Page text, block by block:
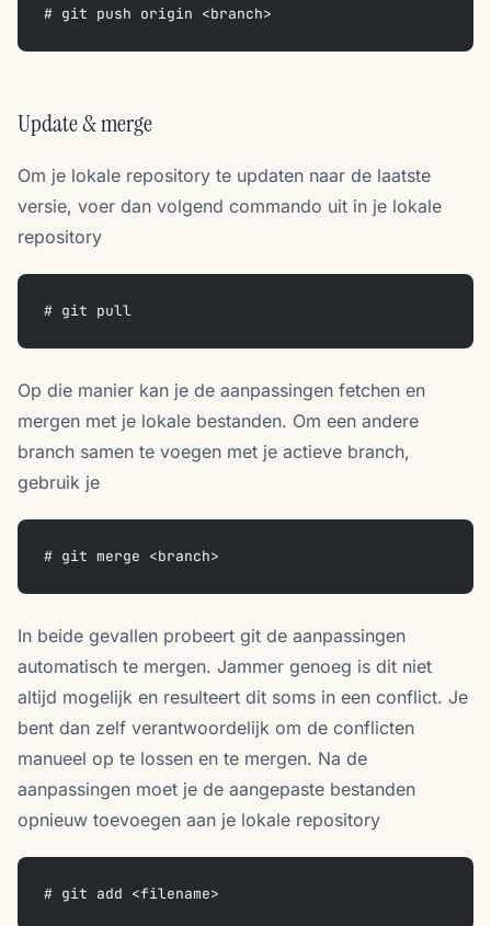
# git push origin <branch>
Update & merge
Om je lokale repository te updaten naar de laatste
versie, voer dan volgend commando uit in je lokale
repository
# git pull
Op die manier kan je de aanpassingen fetchen en
mergen met je lokale bestanden. Om een andere
branch samen te voegen met je actieve branch,
gebruik je
# git merge <branch>
In beide gevallen probeert git de aanpassingen
automatisch te mergen. Jammer genoeg is dit niet
altijd mogelijk en resulteert dit soms in een conflict. Je
bent dan zelf verantwoordelijk om de conflicten
manueel op te lossen en te mergen. Na de
aanpassingen moet je de aangepaste bestanden
opnieuw toevoegen aan je lokale repository
# git add <filename>